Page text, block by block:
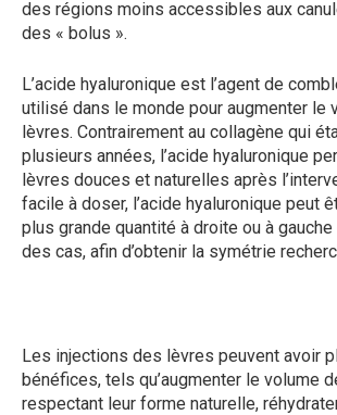
des régions moins accessibles aux
des « bolus ».
L’acide hyaluronique est l’agent de
utilisé dans le monde pour augmenter le
lèvres. Contrairement au collagène qui
plusieurs années, l’acide hyaluronique
lèvres douces et naturelles après
facile à doser, l’acide hyaluronique peut
plus grande quantité à droite ou à
des cas, afin d’obtenir la symétrie
Les injections des lèvres peuvent avoir
bénéfices, tels qu’augmenter le volume
respectant leur forme naturelle,